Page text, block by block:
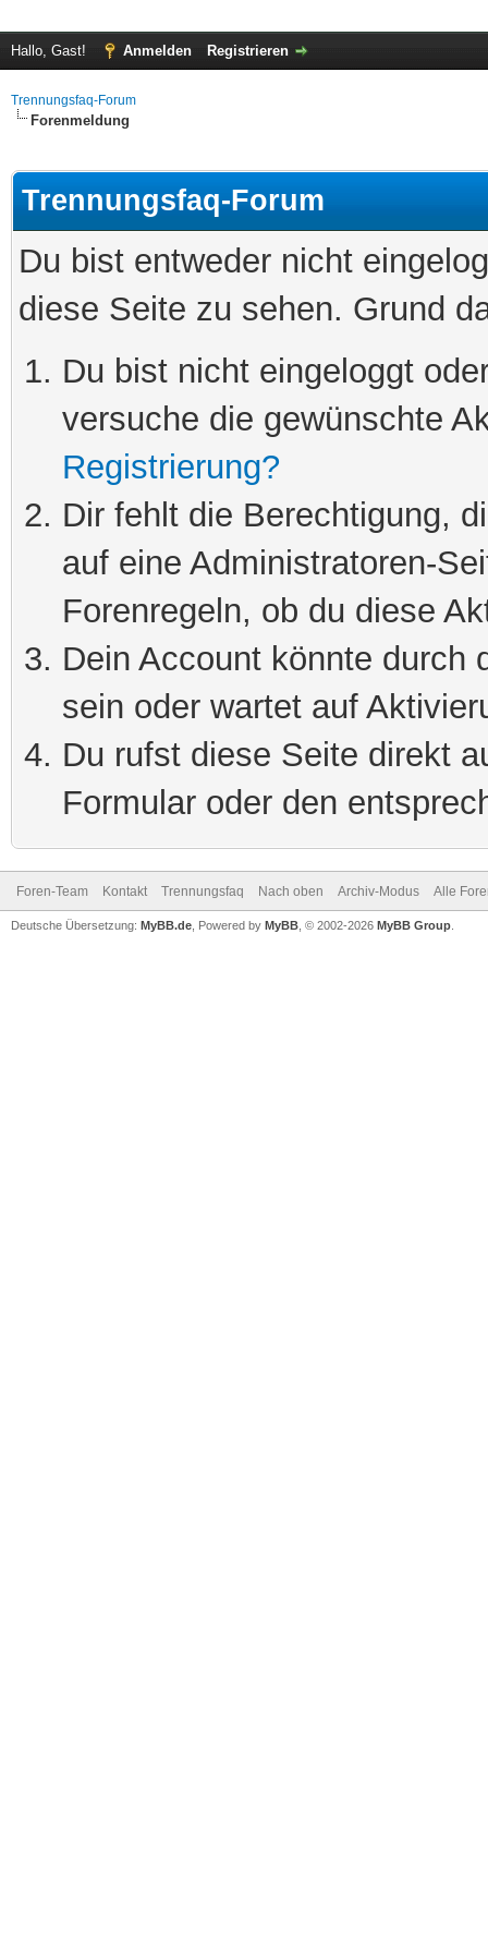
Hallo, Gast! Anmelden Registrieren
Trennungsfaq-Forum
Forenmeldung
Trennungsfaq-Forum
Du bist entweder nicht
diese Seite zu sehen. Grund
Du bist nicht eingeloggt
versuche die gewünschte
Registrierung?
Dir fehlt die Berechtigung,
auf eine Administratoren-
Forenregeln, ob du diese
Dein Account könnte durch
sein oder wartet auf
Du rufst diese Seite direkt
Formular oder den
Foren-Team Kontakt Trennungsfaq Nach oben Archiv-Modus Alle
Deutsche Übersetzung: MyBB.de , Powered by MyBB , © 2002-2026 MyBB Group